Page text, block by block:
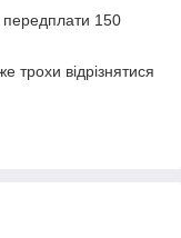
передплати 150
трохи відрізнятися